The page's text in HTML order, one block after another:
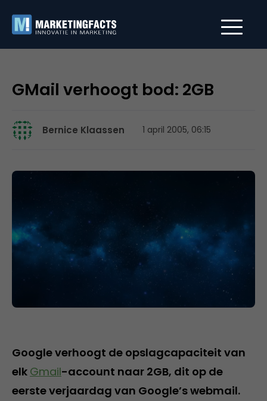
GMail verhoogt bod: 2GB
Bernice Klaassen 1 april 2005, 06:15
Google verhoogt de opslagcapaciteit van
elk Gmail-account naar 2GB, dit op de
eerste verjaardag van Google’s webmail.